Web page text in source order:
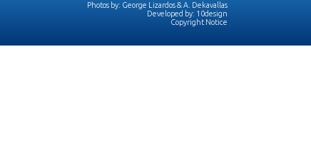
Photos by: George Lizardos&A. Dekavallas
Developed by: 10design
Copyright Notice